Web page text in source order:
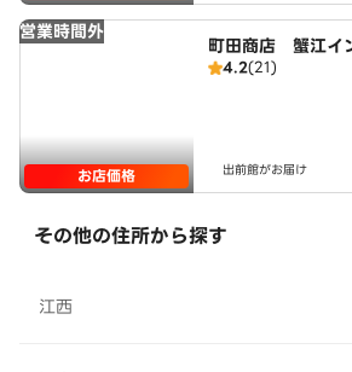
営業時間外
お店価格
町田商店 蟹江イ
4.2(21)
出前館がお届け
その他の住所から探す
江西